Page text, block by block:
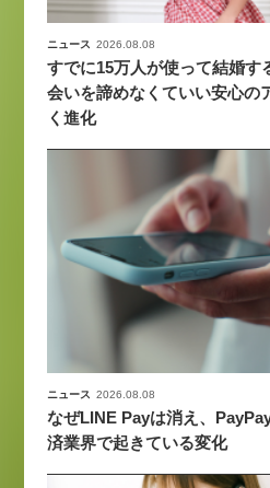
ニュース 2026.08.08
すでに15万人が使って結婚す
会いを諦めなくていい安心の
く進化
ニュース 2026.08.08
なぜLINE Payは消え、
済業界で起きている変化